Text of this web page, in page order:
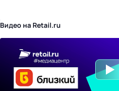
Видео на Retail.ru